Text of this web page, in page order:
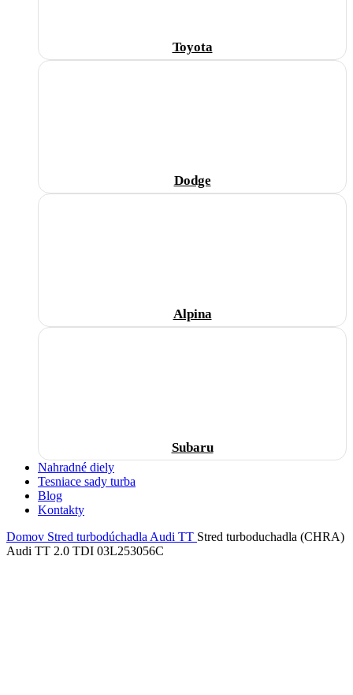
Toyota
Dodge
Alpina
Subaru
Nahradné diely
Tesniace sady turba
Blog
Kontakty
Domov Stred turbodúchadla Audi TT Stred turboduchadla (CHRA)
Audi TT 2.0 TDI 03L253056C